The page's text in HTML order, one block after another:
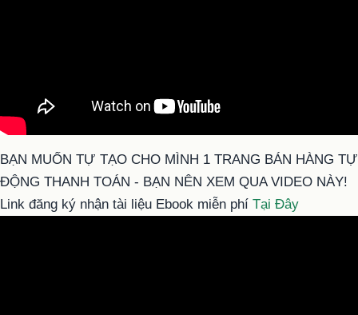
BẠN MUỐN TỰ TẠO CHO MÌNH 1 TRANG BÁN HÀNG TỰ
ĐỘNG THANH TOÁN - BẠN NÊN XEM QUA VIDEO NÀY!
Link đăng ký nhận tài liệu Ebook miễn phí Tại Đây